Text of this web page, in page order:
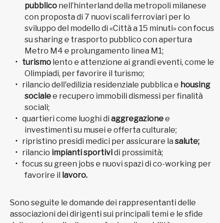
pubblico nell’hinterland della metropoli milanese
con proposta di 7 nuovi scali ferroviari per lo
sviluppo del modello di «Città a 15 minuti» con focus
su sharing e trasporto pubblico con apertura
Metro M4 e prolungamento linea M1;
turismo lento e attenzione ai grandi eventi, come le
Olimpiadi, per favorire il turismo;
rilancio dell'edilizia residenziale pubblica e housing
socialee recupero immobili dismessi per finalità
sociali;
quartieri come luoghi di aggregazionee
investimenti su musei e offerta culturale;
ripristino presidi medici per assicurare la salute;
rilancio impianti sportividi prossimità;
focus su green jobs e nuovi spazi di co-working per
favorire il lavoro.
Sono seguite le domande dei rappresentanti delle
associazioni dei dirigenti sui principali temi e le sfide